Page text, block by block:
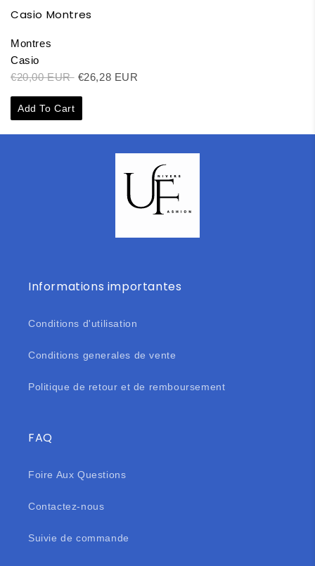
Casio Montres
Montres
Casio
€20,00 EUR €26,28 EUR
Add To Cart
Informations importantes
Conditions d'utilisation
Conditions generales de vente
Politique de retour et de remboursement
FAQ
Foire Aux Questions
Contactez-nous
Suivie de commande